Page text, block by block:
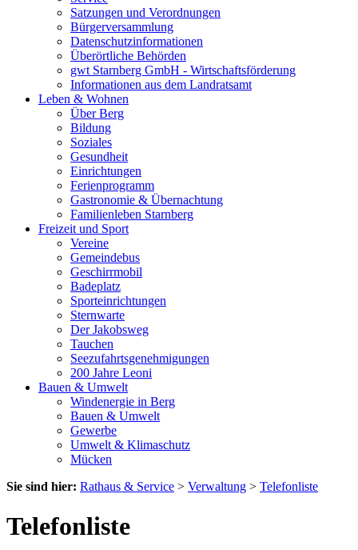
Satzungen und Verordnungen
Bürgerversammlung
Datenschutzinformationen
Überörtliche Behörden
gwt Starnberg GmbH - Wirtschaftsförderung
Informationen aus dem Landratsamt
Leben & Wohnen
Über Berg
Bildung
Soziales
Gesundheit
Einrichtungen
Ferienprogramm
Gastronomie & Übernachtung
Familienleben Starnberg
Freizeit und Sport
Vereine
Gemeindebus
Geschirrmobil
Badeplatz
Sporteinrichtungen
Sternwarte
Der Jakobsweg
Tauchen
Seezufahrtsgenehmigungen
200 Jahre Leoni
Bauen & Umwelt
Windenergie in Berg
Bauen & Umwelt
Gewerbe
Umwelt & Klimaschutz
Mücken
Sie sind hier: Rathaus & Service > Verwaltung > Telefonliste
Telefonliste